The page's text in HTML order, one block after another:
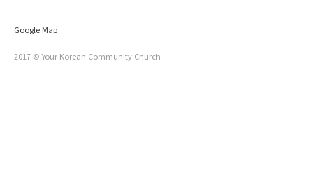
Google Map
2017 © Your Korean Community Church